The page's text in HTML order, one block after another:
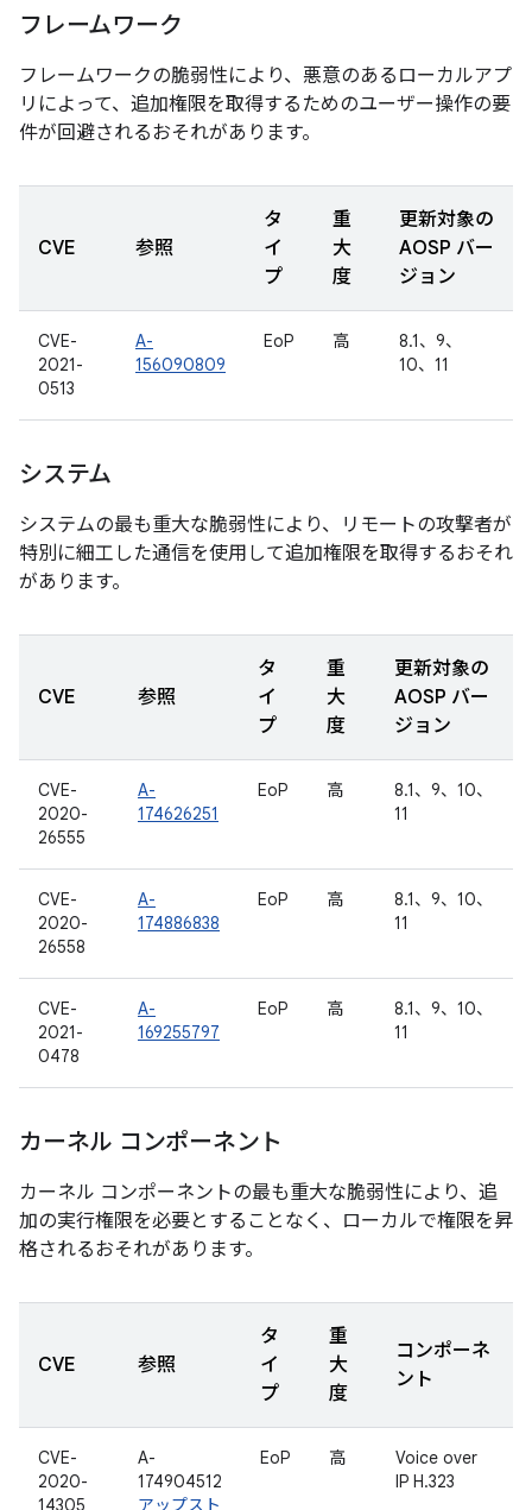
フレームワーク
フレームワークの脆弱性により、悪意のあるローカルアプ
リによって、追加権限を取得するためのユーザー操作の要
件が回避されるおそれがあります。
CVE 参照
タ
イ
プ
重
大
度
更新対象の
AOSP バー
ジョン
CVE-
2021-
0513
A-
156090809
EoP 高
8.1、9、
10、11
システム
システムの最も重大な脆弱性により、リモートの攻撃者が
特別に細工した通信を使用して追加権限を取得するおそれ
があります。
CVE 参照
タ
イ
プ
重
大
度
更新対象の
AOSP バー
ジョン
CVE-
2020-
26555
A-
174626251
EoP 高
8.1、9、10、
11
CVE-
2020-
26558
A-
174886838
EoP 高
8.1、9、10、
11
CVE-
2021-
0478
A-
169255797
EoP 高
8.1、9、10、
11
カーネル コンポーネント
カーネル コンポーネントの最も重大な脆弱性により、追
加の実行権限を必要とすることなく、ローカルで権限を昇
格されるおそれがあります。
CVE 参照
タ
イ
プ
重
大
度
コンポーネ
ント
CVE-
2020-
14305
A-
174904512
アップスト
EoP 高
Voice over
IP H.323